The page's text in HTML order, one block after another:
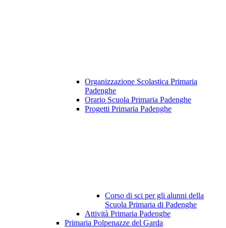
Organizzazione Scolastica Primaria
Padenghe
Orario Scuola Primaria Padenghe
Progetti Primaria Padenghe
Corso di sci per gli alunni della
Scuola Primaria di Padenghe
Attività Primaria Padenghe
Primaria Polpenazze del Garda